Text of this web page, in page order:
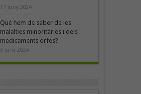
17 juny 2024
Què hem de saber de les
malalties minoritàries i dels
medicaments orfes?
3 juny 2024